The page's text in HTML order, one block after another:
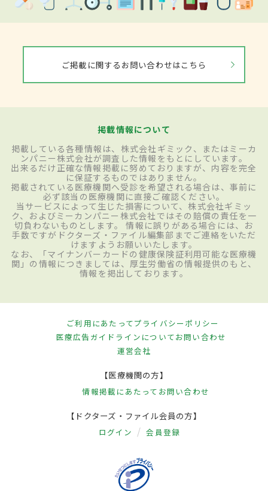
ご掲載に関するお問い合わせはこちら
掲載情報について
掲載している各種情報は、株式会社ギミック、またはミーカ
ンパニー株式会社が調査した情報をもとにしています。
出来るだけ正確な情報掲載に努めておりますが、内容を完全
に保証するものではありません。
掲載されている医療機関へ受診を希望される場合は、事前に
必ず該当の医療機関に直接ご確認ください。
当サービスによって生じた損害について、株式会社ギミッ
ク、およびミーカンパニー株式会社ではその賠償の責任を一
切負わないものとします。 情報に誤りがある場合には、お
手数ですがドクターズ・ファイル編集部までご連絡をいただ
けますようお願いいたします。
なお、「マイナンバーカードの健康保険証利用可能な医療機
関」の情報につきましては、厚生労働省の情報提供のもと、
情報を掲出しております。
ご利用にあたってプライバシーポリシー
医療広告ガイドラインについてお問い合わせ
運営会社
【医療機関の方】
情報掲載にあたって お問い合わせ
【ドクターズ・ファイル会員の方】
ログイン 会員登録